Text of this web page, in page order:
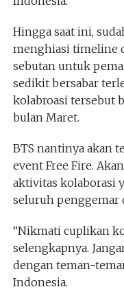
Hingga saat ini,
menghiasi timeline
sebutan untuk
sedikit bersabar
kolabroasi tersebut
bulan Maret.
BTS nantinya akan
event Free Fire.
aktivitas kolaborasi
seluruh penggemar
“Nikmati cuplikan
selengkapnya.
dengan teman-
Indonesia.